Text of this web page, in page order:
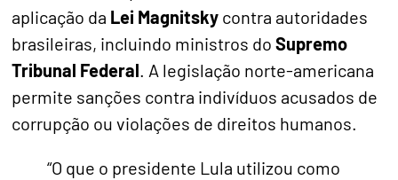
aplicação da Lei Magnitsky contra autoridades
brasileiras, incluindo ministros doSupremo
Tribunal Federal. A legislação norte-americana
permite sanções contra indivíduos acusados de
corrupção ou violações de direitos humanos.
“O que o presidente Lula utilizou como